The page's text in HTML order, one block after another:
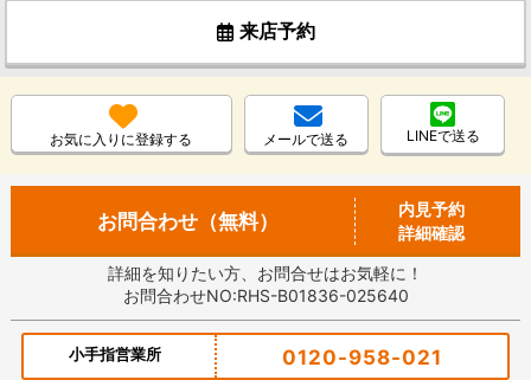
来店予約
お気に入りに登録する メールで送る LINEで送る
お問合わせ（無料）
内見予約
詳細確認
詳細を知りたい方、お問合せはお気軽に！
お問合わせNO:RHS-B01836-025640
小手指営業所 0120-958-021